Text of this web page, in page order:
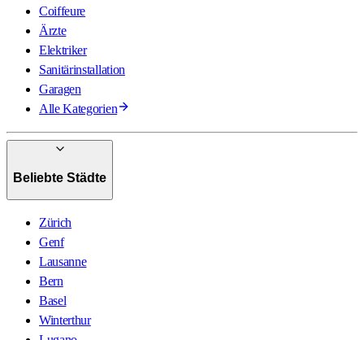
Coiffeure
Ärzte
Elektriker
Sanitärinstallation
Garagen
Alle Kategorien
Beliebte Städte
Zürich
Genf
Lausanne
Bern
Basel
Winterthur